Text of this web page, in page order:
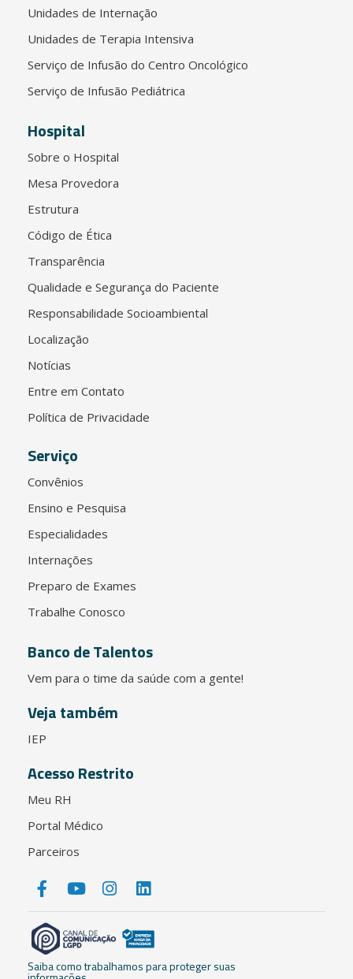
Unidades de Internação
Unidades de Terapia Intensiva
Serviço de Infusão do Centro Oncológico
Serviço de Infusão Pediátrica
Hospital
Sobre o Hospital
Mesa Provedora
Estrutura
Código de Ética
Transparência
Qualidade e Segurança do Paciente
Responsabilidade Socioambiental
Localização
Notícias
Entre em Contato
Política de Privacidade
Serviço
Convênios
Ensino e Pesquisa
Especialidades
Internações
Preparo de Exames
Trabalhe Conosco
Banco de Talentos
Vem para o time da saúde com a gente!
Veja também
IEP
Acesso Restrito
Meu RH
Portal Médico
Parceiros
Saiba como trabalhamos para proteger suas